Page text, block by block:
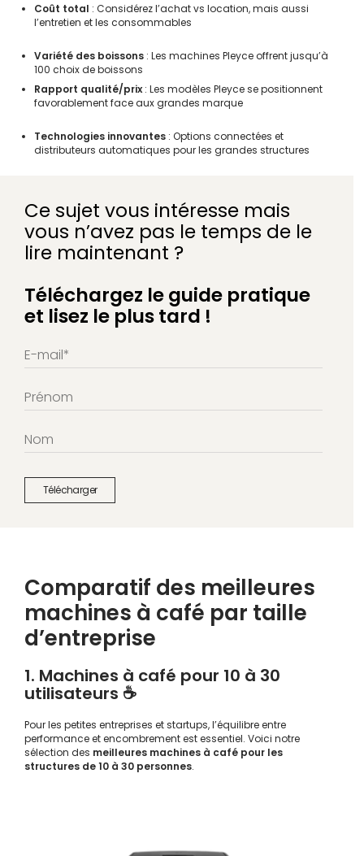
Coût total : Considérez l’achat vs location, mais aussi
l’entretien et les consommables
Variété des boissons : Les machines Pleyce offrent jusqu’à
100 choix de boissons
Rapport qualité/prix: Les modèles Pleyce se positionnent
favorablement face aux grandes marque
Technologies innovantes : Options connectées et
distributeurs automatiques pour les grandes structures
Ce sujet vous intéresse mais
vous n’avez pas le temps de le
lire maintenant ?
Téléchargez le guide pratique
et lisez le plus tard !
Comparatif des meilleures
machines à café par taille
d’entreprise
1. Machines à café pour 10 à 30
utilisateurs ☕
Pour les petites entreprises et startups, l’équilibre entre
performance et encombrement est essentiel. Voici notre
sélection des meilleures machines à café pour les
structures de 10 à 30 personnes.